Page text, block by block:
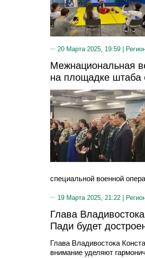
20 Марта 2025, 19:59 |
Межнациональная
на площадке штаба
специальной военной
19 Марта 2025, 21:22 |
Глава
Пади будет
Глава Владивостока
внимание уделяют